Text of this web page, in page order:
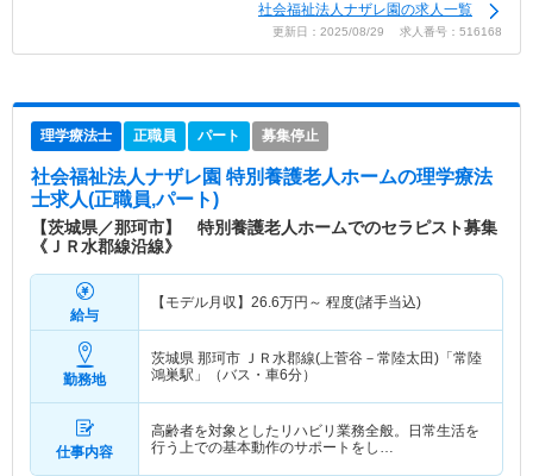
社会福祉法人ナザレ園の求人一覧
更新日：2025/08/29 求人番号：516168
理学療法士 正職員 パート 募集停止
社会福祉法人ナザレ園 特別養護老人ホームの理学療法
士求人(正職員,パート)
【茨城県／那珂市】 特別養護老人ホームでのセラピスト募集
《ＪＲ水郡線沿線》
給与
【モデル月収】 26.6万円～ 程度(諸手当込)
勤務地
茨城県 那珂市 ＪＲ水郡線(上菅谷－常陸太田)「常陸
鴻巣駅」（バス・車6分）
仕事内容
高齢者を対象としたリハビリ業務全般。日常生活を
行う上での基本動作のサポートをし…